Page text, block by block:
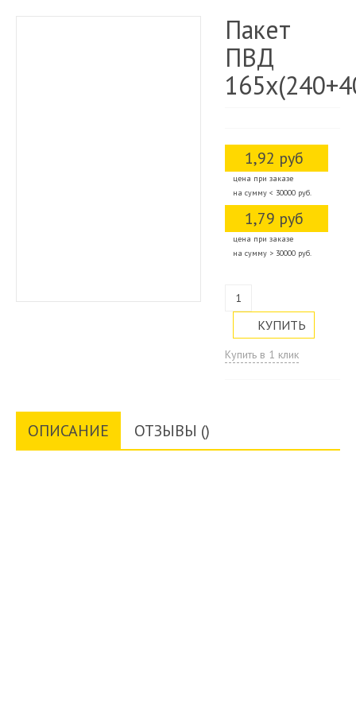
Пакет
ПВД
1,92 руб
цена при заказе
на сумму < 30000 руб.
1,79 руб
цена при заказе
на сумму > 30000 руб.
Купить в 1 клик
ОПИСАНИЕ ОТЗЫВЫ ()